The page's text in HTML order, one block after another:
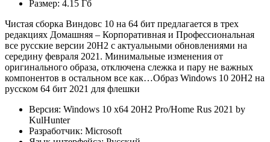
Размер: 4.15 Гб
Чистая сборка Виндовс 10 на 64 бит предлагается в трех
редакциях Домашняя – Корпоративная и Профессиональная
все русские версии 20H2 с актуальными обновлениями на
середину февраля 2021. Минимальные изменения от
оригинального образа, отключена слежка и пару не важных
компонентов в остальном все как…Образ Windows 10 20H2 на
русском 64 бит 2021 для флешки
Версия: Windows 10 x64 20H2 Pro/Home Rus 2021 by
KulHunter
Разработчик: Microsoft